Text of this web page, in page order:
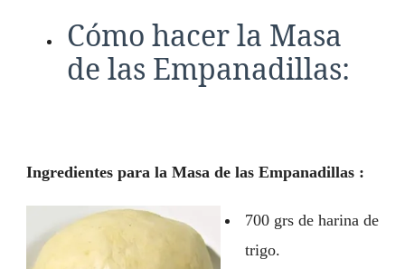
Cómo hacer la Masa
de las Empanadillas:
Ingredientes para la Masa de las Empanadillas :
700 grs de harina de
trigo.